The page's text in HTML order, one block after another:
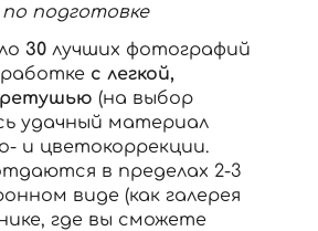
подготовке
30 лучших фотографий
с легкой,
(на выбор
удачный материал
и цветокоррекции.
в пределах 2-3
виде (как галерея
где вы сможете